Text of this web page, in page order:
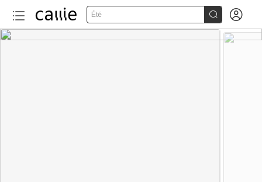
Été  